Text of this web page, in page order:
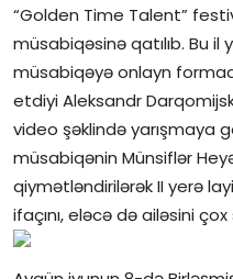
“Golden Time Talent”
müsabiqəsinə qatılıb. Bu il
müsabiqəyə onlayn
etdiyi Aleksandr
video şəklində yarışmaya
müsabiqənin Münsiflər
qiymətləndirilərək II yerə
ifaçını, eləcə də ailəsini